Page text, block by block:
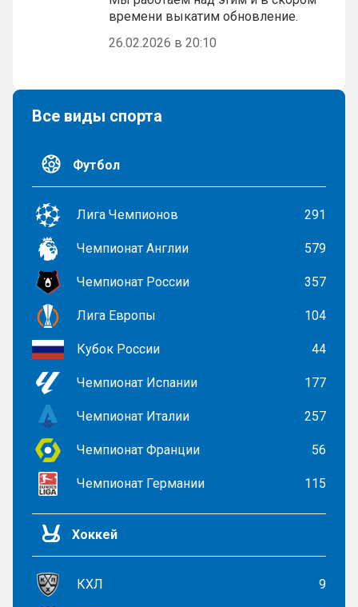
времени выкатим обновление.
26.02.2026 в 20:10
Все виды спорта
Футбол
Лига Чемпионов 291
Чемпионат Англии 579
Чемпионат России 357
Лига Европы 104
Кубок России 44
Чемпионат Испании 177
Чемпионат Италии 257
Чемпионат Франции 56
Чемпионат Германии 115
Хоккей
КХЛ 9